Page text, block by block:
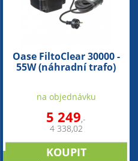
Oase FiltoClear 30000 -
55W (náhradní trafo)
na objednávku
5 249,-
4 338,02